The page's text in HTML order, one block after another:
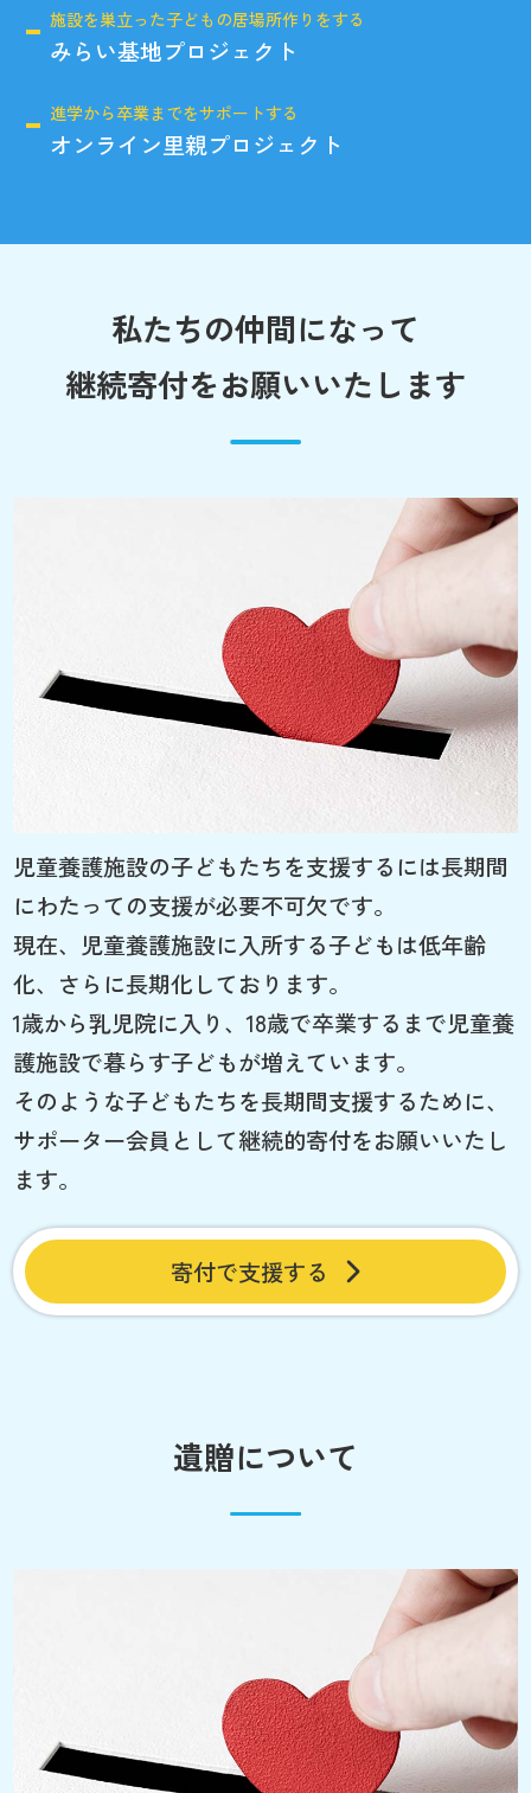
施設を巣立った子どもの居場所作りをする
みらい基地プロジェクト
進学から卒業までをサポートする
オンライン里親プロジェクト
私たちの仲間になって
継続寄付をお願いいたします
児童養護施設の子どもたちを支援するには長期間
にわたっての支援が必要不可欠です。
現在、児童養護施設に入所する子どもは低年齢
化、さらに長期化しております。
1歳から乳児院に入り、18歳で卒業するまで児童養
護施設で暮らす子どもが増えています。
そのような子どもたちを長期間支援するために、
サポーター会員として継続的寄付をお願いいたし
ます。
寄付で支援する
遺贈について